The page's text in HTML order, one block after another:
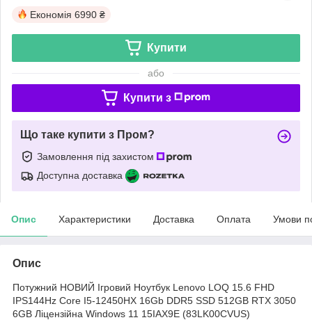
Економія 6990 ₴
Купити
або
Купити з
Що таке купити з Пром?
Замовлення під захистом
Доступна доставка
Опис Характеристики Доставка Оплата Умови
Опис
Потужний НОВИЙ Ігровий Ноутбук Lenovo LOQ 15.6 FHD
IPS144Hz Core I5-12450HX 16Gb DDR5 SSD 512GB RTX 3050
6GB Ліцензійна Windows 11 15IAX9E (83LK00CVUS)